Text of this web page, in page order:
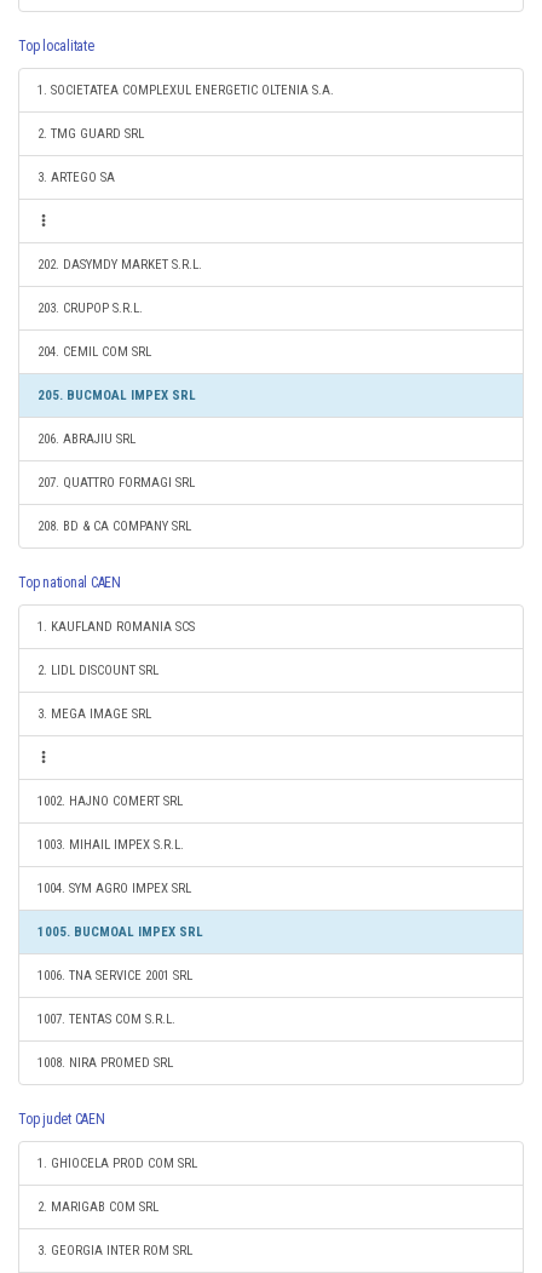
Top localitate
1. SOCIETATEA COMPLEXUL ENERGETIC OLTENIA S.A.
2. TMG GUARD SRL
3. ARTEGO SA
202. DASYMDY MARKET S.R.L.
203. CRUPOP S.R.L.
204. CEMIL COM SRL
205. BUCMOAL IMPEX SRL
206. ABRAJIU SRL
207. QUATTRO FORMAGI SRL
208. BD & CA COMPANY SRL
Top national CAEN
1. KAUFLAND ROMANIA SCS
2. LIDL DISCOUNT SRL
3. MEGA IMAGE SRL
1002. HAJNO COMERT SRL
1003. MIHAIL IMPEX S.R.L.
1004. SYM AGRO IMPEX SRL
1005. BUCMOAL IMPEX SRL
1006. TNA SERVICE 2001 SRL
1007. TENTAS COM S.R.L.
1008. NIRA PROMED SRL
Top judet CAEN
1. GHIOCELA PROD COM SRL
2. MARIGAB COM SRL
3. GEORGIA INTER ROM SRL